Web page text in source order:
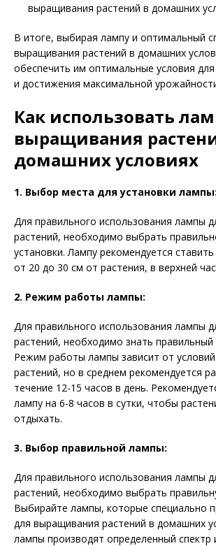
выращивания растений в домашних
В итоге, выбирая лампу и оптимальный
выращивания растений в домашних
обеспечить им оптимальные условия
и достижения максимальной
Как использовать
выращивания
домашних условиях
1. Выбор места для установки лампы:
Для правильного использования лампы
растений, необходимо выбрать
установки. Лампу рекомендуется
от 20 до 30 см от растения, в верхней
2. Режим работы лампы:
Для правильного использования лампы
растений, необходимо знать
Режим работы лампы зависит от
растений, но в среднем рекомендуется
течение 12-15 часов в день.
лампу на 6-8 часов в сутки, чтобы
отдыхать.
3. Выбор правильной лампы:
Для правильного использования лампы
растений, необходимо выбрать
Выбирайте лампы, которые специально
для выращивания растений в домашних
лампы производят определенный спектр